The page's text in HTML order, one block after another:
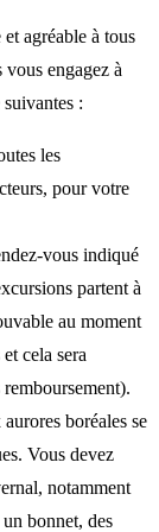
agréable à tous
engagez à
:
les
pour votre
vous indiqué
partent à
au moment
cela sera
boréales se
Vous devez
notamment
bonnet, des